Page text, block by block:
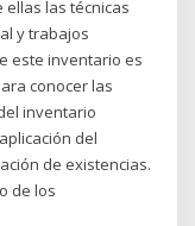
las técnicas
y trabajos
este inventario es
conocer las
inventario
del
de existencias.
de los